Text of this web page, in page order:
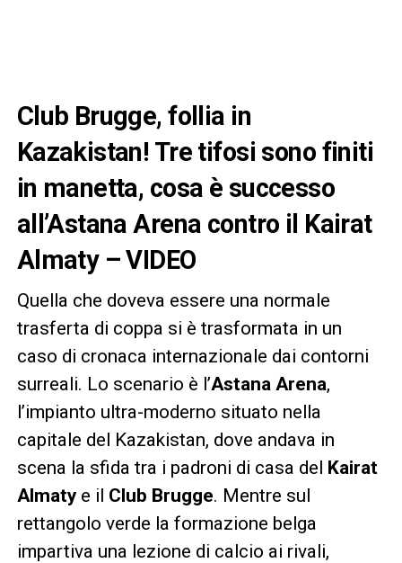
Club Brugge, follia in
Kazakistan! Tre tifosi sono finiti
in manetta, cosa è successo
all’Astana Arena contro il Kairat
Almaty – VIDEO
Quella che doveva essere una normale
trasferta di coppa si è trasformata in un
caso di cronaca internazionale dai contorni
surreali. Lo scenario è l’Astana Arena,
l’impianto ultra-moderno situato nella
capitale del Kazakistan, dove andava in
scena la sfida tra i padroni di casa del Kairat
Almatye il Club Brugge. Mentre sul
rettangolo verde la formazione belga
impartiva una lezione di calcio ai rivali,